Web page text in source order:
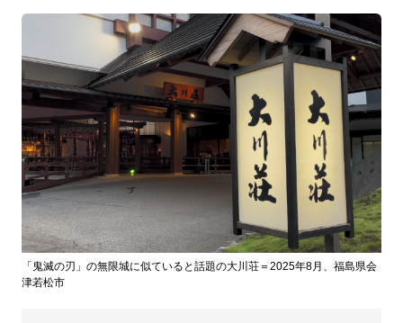
「鬼滅の刃」の無限城に似ていると話題の大川荘＝2025年8月、福島県会
津若松市